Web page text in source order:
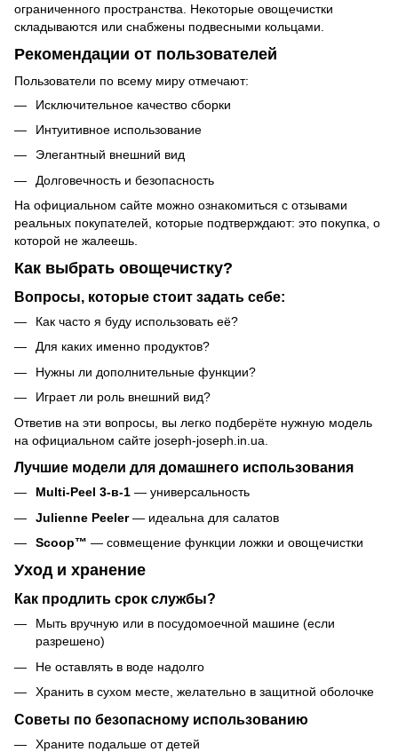
ограниченного пространства. Некоторые овощечистки
складываются или снабжены подвесными кольцами.
Рекомендации от пользователей
Пользователи по всему миру отмечают:
Исключительное качество сборки
Интуитивное использование
Элегантный внешний вид
Долговечность и безопасность
На официальном сайте можно ознакомиться с отзывами
реальных покупателей, которые подтверждают: это покупка, о
которой не жалеешь.
Как выбрать овощечистку?
Вопросы, которые стоит задать себе:
Как часто я буду использовать её?
Для каких именно продуктов?
Нужны ли дополнительные функции?
Играет ли роль внешний вид?
Ответив на эти вопросы, вы легко подберёте нужную модель
на официальном сайте joseph-joseph.in.ua.
Лучшие модели для домашнего использования
Multi-Peel 3-в-1 — универсальность
Julienne Peeler— идеальна для салатов
Scoop™ — совмещение функции ложки и овощечистки
Уход и хранение
Как продлить срок службы?
Мыть вручную или в посудомоечной машине (если
разрешено)
Не оставлять в воде надолго
Хранить в сухом месте, желательно в защитной оболочке
Советы по безопасному использованию
Храните подальше от детей